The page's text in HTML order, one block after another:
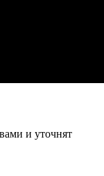
и уточнят